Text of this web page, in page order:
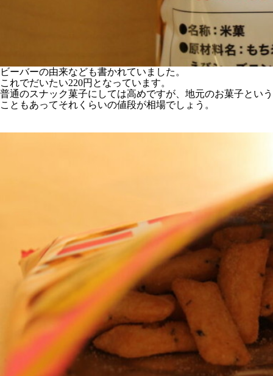
ビーバーの由来なども書かれていました。
これでだいたい220円となっています。
普通のスナック菓子にしては高めですが、地元のお菓子という
こともあってそれくらいの値段が相場でしょう。